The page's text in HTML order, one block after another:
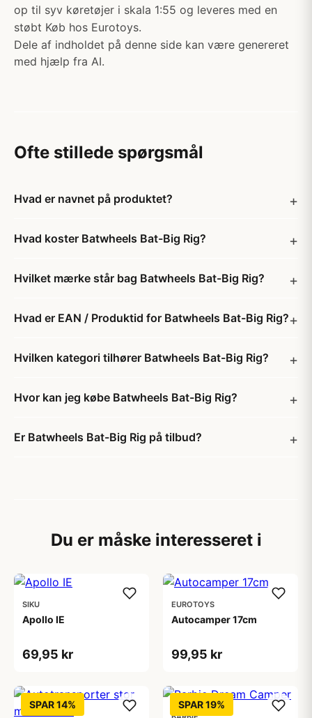
op til syv køretøjer i skala 1:55 og leveres med en
støbt Køb hos Eurotoys.
Dele af indholdet på denne side kan være genereret
med hjælp fra AI.
Ofte stillede spørgsmål
Hvad er navnet på produktet?
Hvad koster Batwheels Bat-Big Rig?
Hvilket mærke står bag Batwheels Bat-Big Rig?
Hvad er EAN / Produktid for Batwheels Bat-Big Rig?
Hvilken kategori tilhører Batwheels Bat-Big Rig?
Hvor kan jeg købe Batwheels Bat-Big Rig?
Er Batwheels Bat-Big Rig på tilbud?
Du er måske interesseret i
SIKU
Apollo IE
69,95 kr
EUROTOYS
Autocamper 17cm
99,95 kr
SPAR 14% SPAR 19%